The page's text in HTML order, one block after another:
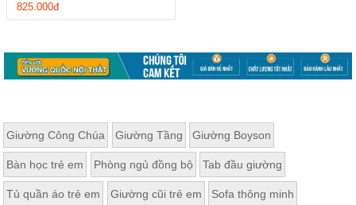
825.000đ
Giường Công Chúa Giường Tầng Giường Boyson
Bàn học trẻ em Phòng ngủ đồng bộ Tab đầu giường
Tủ quần áo trẻ em Giường cũi trẻ em Sofa thông minh